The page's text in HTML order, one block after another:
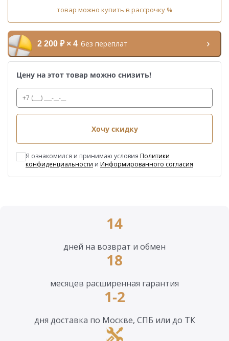
товар можно купить в рассрочку %
2 200 ₽ × 4 без переплат
Цену на этот товар можно снизить!
Хочу скидку
Я ознакомился и принимаю условия Политики
конфиденциальности и Информированного согласия
14
дней на возврат и обмен
18
месяцев расширенная гарантия
1-2
дня доставка по Москве, СПБ или до ТК